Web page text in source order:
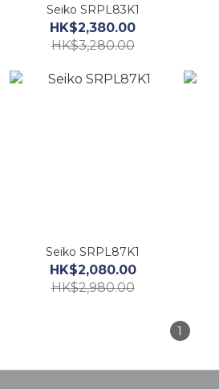
Seiko SRPL83K1
HK$2,380.00
HK$3,280.00
Seiko SRPL87K1
HK$2,080.00
HK$2,980.00
1